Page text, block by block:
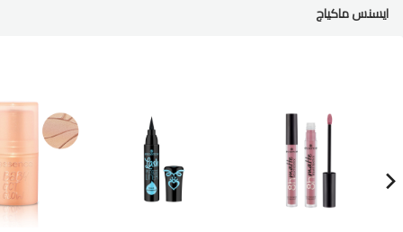
ايسنس ماكياج